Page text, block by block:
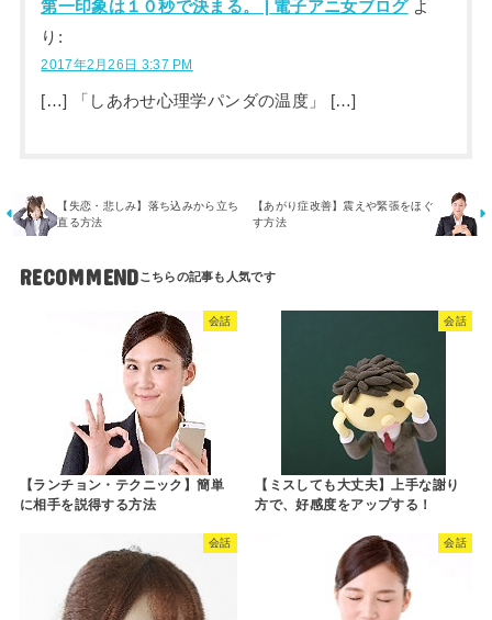
第一印象は１０秒で決まる。 | 電子アニ女ブログ よ
り:
2017年2月26日 3:37 PM
[…] 「しあわせ心理学パンダの温度」 […]
【失恋・悲しみ】落ち込みから立ち
直る方法
【あがり症改善】震えや緊張をほぐ
す方法
RECOMMEND
会話
【ランチョン・テクニック】簡単
に相手を説得する方法
会話
【ミスしても大丈夫】上手な謝り
方で、好感度をアップする！
会話 会話